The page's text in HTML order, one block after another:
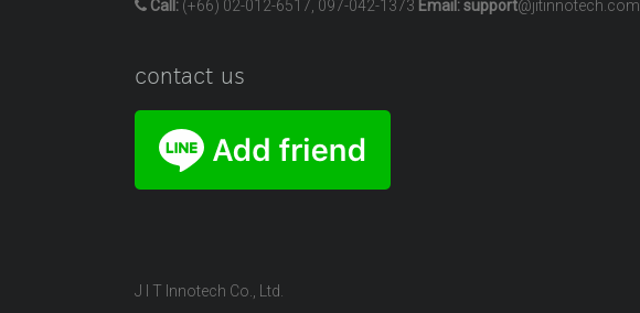
Call: (+66) 02-012-6517, 097-042-1373 Email: support@jitinnotech.com
contact us
J I T Innotech Co., Ltd.